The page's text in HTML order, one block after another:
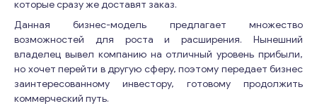
которые сразу же доставят заказ.
Данная бизнес-модель предлагает множество
возможностей для роста и расширения. Нынешний
владелец вывел компанию на отличный уровень прибыли,
но хочет перейти в другую сферу, поэтому передает бизнес
заинтересованному инвестору, готовому продолжить
коммерческий путь.